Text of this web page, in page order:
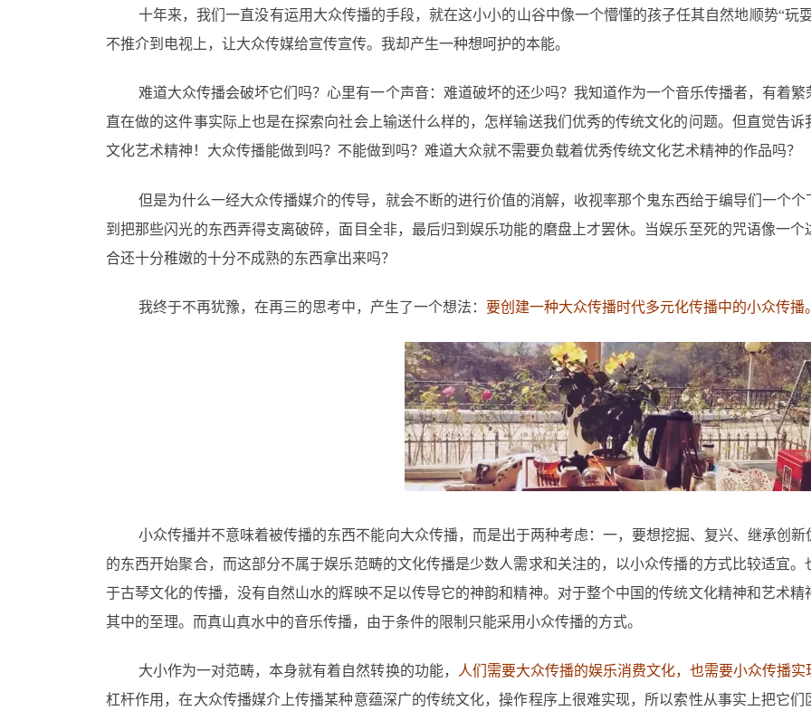
十年来，我们一直没有运用大众传播的手段，就在这小小的山谷中像一个懵懂的孩子任其自然地顺势“玩
不推介到电视上，让大众传媒给宣传宣传。我却产生一种想呵护的本能。
难道大众传播会破坏它们吗？心里有一个声音：难道破坏的还少吗？我知道作为一个音乐传播者，有着
直在做的这件事实际上也是在探索向社会上输送什么样的，怎样输送我们优秀的传统文化的问题。但直觉告
文化艺术精神！大众传播能做到吗？不能做到吗？难道大众就不需要负载着优秀传统文化艺术精神的作品吗？
但是为什么一经大众传播媒介的传导，就会不断的进行价值的消解，收视率那个鬼东西给于编导们一个
到把那些闪光的东西弄得支离破碎，面目全非，最后归到娱乐功能的磨盘上才罢休。当娱乐至死的咒语像一
合还十分稚嫩的十分不成熟的东西拿出来吗？
我终于不再犹豫，在再三的思考中，产生了一个想法： 要创建一种大众传播时代多元化传播中的小众传播。
小众传播并不意味着被传播的东西不能向大众传播，而是出于两种考虑：一，要想挖掘、复兴、继承创
的东西开始聚合，而这部分不属于娱乐范畴的文化传播是少数人需求和关注的，以小众传播的方式比较适宜
于古琴文化的传播，没有自然山水的辉映不足以传导它的神韵和精神。对于整个中国的传统文化精神和艺术
其中的至理。而真山真水中的音乐传播，由于条件的限制只能采用小众传播的方式。
大小作为一对范畴，本身就有着自然转换的功能， 人们需要大众传播的娱乐消费文化，也需要小众传播实
杠杆作用，在大众传播媒介上传播某种意蕴深广的传统文化，操作程序上很难实现，所以索性从事实上把它